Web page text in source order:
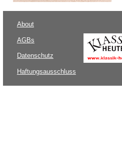
About
AGBs
Datenschutz
Haftungsausschluss